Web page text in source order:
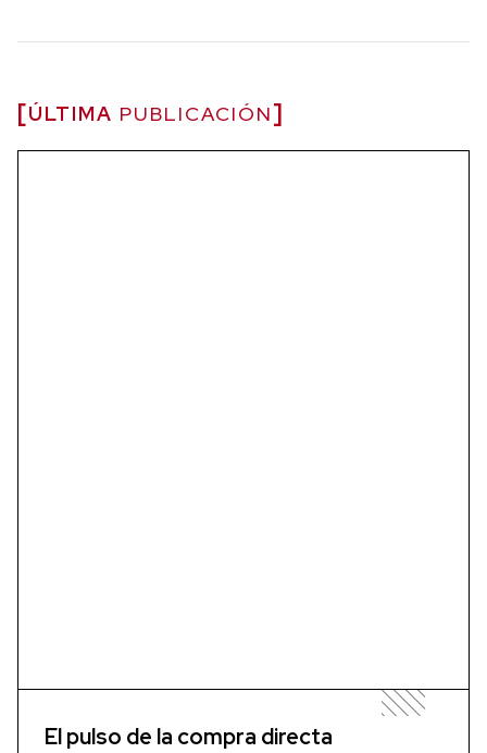
ÚLTIMA PUBLICACIÓN
El pulso de la compra directa